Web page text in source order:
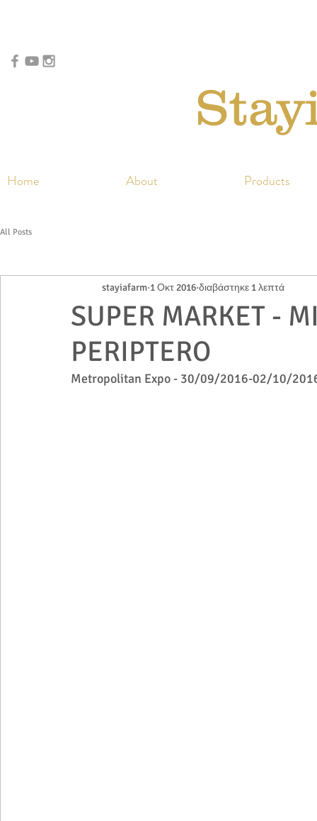
Home About Products
All Posts
SUPER MARKET -
PERIPTERO
stayiafarm 1 Οκτ 2016 διαβάστηκε 1 λεπτά
Metropolitan Expo - 30/09/2016-02/10/